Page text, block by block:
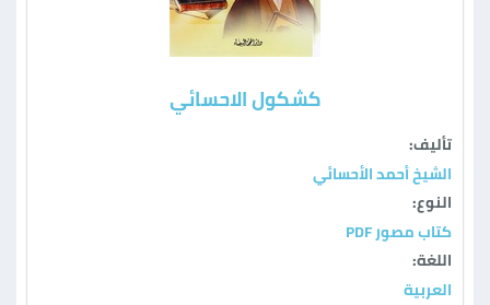
كشكول الاحسائي
تأليف:
الشيخ أحمد الأحسائي
النوع:
كتاب مصور PDF
اللغة:
العربية